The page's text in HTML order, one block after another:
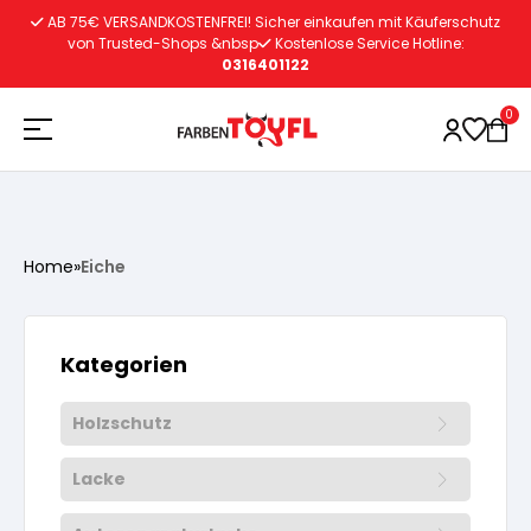
Vorbereitung
Wasserlösliche Grundierung
Lösemittelhältige Grundierung
Lacke
Wasserlösliche Grundierung
Vorbereitung
Innenfarben
AB 75€ VERSANDKOSTENFREI! Sicher einkaufen mit Käuferschutz
von Trusted-Shops &nbsp
Kostenlose Service Hotline:
0316401122
0
Home»Eiche
Kategorien
Holzschutz
Vorbereitung
Wasserlösliche Grundierung
Lacke